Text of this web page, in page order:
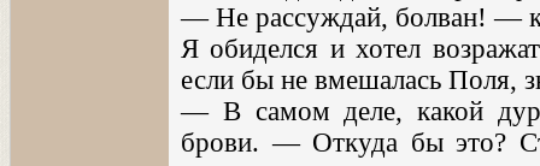
— Не рассуждай, болван! —
Я обиделся и хотел
если бы не вмешалась Поля,
— В самом деле, какой
брови. — Откуда бы это?